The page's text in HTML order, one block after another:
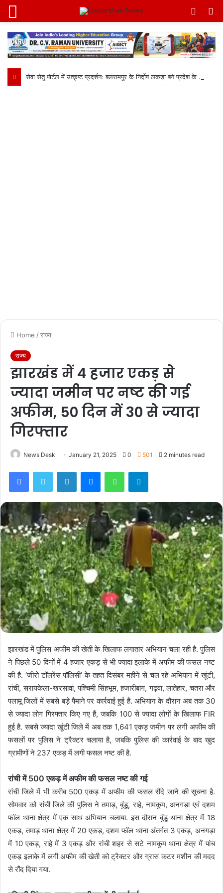
Switch
सेवा सेतु पोर्टल में उत्कृष्ट प्रदर्शन: बलरामपुर के निर्दोष लकड़ा बने प्रदेश के टॉप ट्रांजैक्शन वीएलई, वित्त मंत्री ओ.पी. चौधरी ने किया सम्मानित, 13,912 आवेदनों के सफल निराकरण से बनाया रिकॉर्ड…
Home /राज्य
राज्य
झारखंड में 4 हजार एकड़ से
ज्यादा जमीन पर नष्ट की गई
अफीम, 50 दिन में 30 से ज्यादा
गिरफ्तार
News Desk January 21, 2025 0 501 2 minutes read
झारखंड में पुलिस अफीम की खेती के खिलाफ लगातार अभियान चला रही है. पुलिस
ने पिछले 50 दिनों में 4 हजार एकड़ से भी ज्यादा इलाके में अफीम की फसल नष्ट
की है. ‘जीरो टॉलरेंस पॉलिसी’ के तहत दिसंबर महीने से चल रहे अभियान में खूंटी,
रांची, सरायकेला-खरसावां, पश्चिमी सिंहभूम, हजारीबाग, गढ़वा, लातेहार, चतरा और
पलामू जिलों में सबसे बड़े पैमाने पर कार्रवाई हुई है. अभियान के दौरान अब तक 30
से ज्यादा लोग गिरफ्तार किए गए हैं, जबकि 100 से ज्यादा लोगों के खिलाफ FIR
हुई है. सबसे ज्यादा खूंटी जिले में अब तक 1,641 एकड़ जमीन पर लगी अफीम की
फसलों पर पुलिस ने ट्रैक्टर चलाया है, जबकि पुलिस की कार्रवाई के बाद खुद
ग्रामीणों ने 237 एकड़ में लगी फसल नष्ट की है.
रांची में 500 एकड़ में अफीम की फसल नष्ट की गई
रांची जिले में भी करीब 500 एकड़ में अफीम की फसल रौंदे जाने की सूचना है.
सोमवार को रांची जिले की पुलिस ने तमाड़, बुंडू, राहे, नामकुम, अनगड़ा एवं दशम
फॉल थाना क्षेत्र में एक साथ अभियान चलाया. इस दौरान बुंडू थाना क्षेत्र में 18
एकड़, तमाड़ थाना क्षेत्र में 20 एकड़, दशम फॉल थाना अंतर्गत 3 एकड़, अनगड़ा
में 10 एकड़, राहे में 3 एकड़ और रांची शहर से सटे नामकुम थाना क्षेत्र में पांच
एकड़ इलाके में लगी अफीम की खेती को ट्रैक्टर और ग्रास कटर मशीन की मदद
से रौंद दिया गया.